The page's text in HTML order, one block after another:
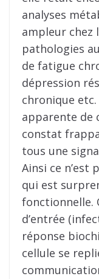
analyses
ampleur chez
pathologies
de fatigue
dépression
chronique
apparente de
constat
tous une
Ainsi ce n’est
qui est
fonctionnelle.
d’entrée
réponse
cellule se